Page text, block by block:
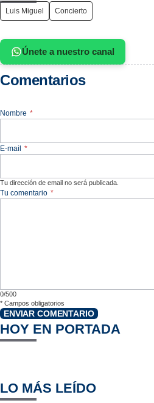
Luis Miguel Concierto
Únete a nuestro canal
Comentarios
Nombre *
E-mail *
Tu dirección de email no será publicada.
Tu comentario *
0/500
* Campos obligatorios
ENVIAR COMENTARIO
HOY EN PORTADA
LO MÁS LEÍDO